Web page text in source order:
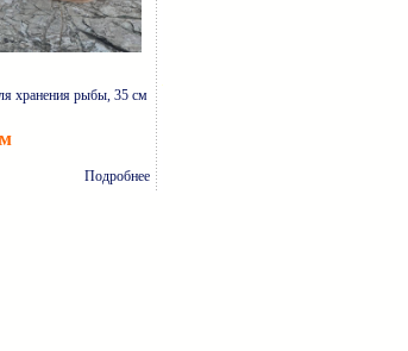
хранения рыбы, 35 см
Подробнее